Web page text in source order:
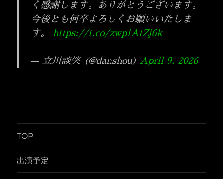
く感謝します。ありがとうございます。
今後とも何卒よろしくお願いいたしま
す。 https://t.co/zwpfAtZj6k
— 立川談笑 (@danshou) April 9, 2026
TOP
出演予定